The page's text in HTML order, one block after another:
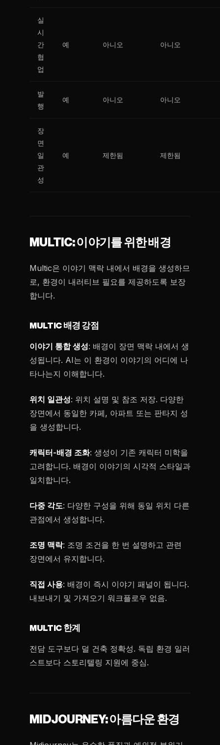
실
시
간
협
업
예 아니오 아니오
발
행
예 아니오 아니오
장
면
일
관
성
예 제한됨 제한됨
MULTIC: 이야기를 위한 배경
Multic은 이야기 맥락 내에서 배경을 생성하므
로, 환경이 내러티브 필요를 제공하도록 보장
합니다.
MULTIC 배경 강점
이야기 통합 생성: 배경이 장면 맥락 내에서 생
성됩니다. AI는 이 환경이 이야기의 어디에 나
타나는지 이해합니다.
위치 일관성: 위치 설명 및 참조 저장. 다양한
장면에서 동일한 카페, 아파트 또는 판타지 성
을 생성합니다.
캐릭터-배경 조화: 생성이 기존 캐릭터 미학을
고려합니다. 배경이 이야기의 시각적 스타일과
일치합니다.
다중 각도: 다양한 구성을 위해 동일 위치 다른
관점에서 생성합니다.
조명 맥락: 조명 조건을 한 번 설명하고 관련
장면에서 유지합니다.
직접 사용: 배경이 즉시 이야기 패널이 됩니다.
내보내기 및 가져오기 워크플로우 없음.
MULTIC 한계
전담 도구보다 덜 건축 정확성. 독립 환경 일러
스트보다 스토리텔링 지원에 중심.
MIDJOURNEY: 아름다운 환경